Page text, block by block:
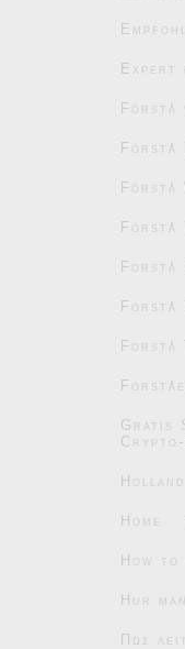
Expert
Förstå
Förstå
Förstå
Förstå
Forstå
Forstå
Forstå
Gratis
Home
How
Hur
Πώς